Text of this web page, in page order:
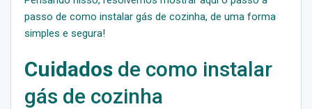
passo de como instalar gás de cozinha, de uma forma
simples e segura!
Cuidados de como instalar
gás de cozinha